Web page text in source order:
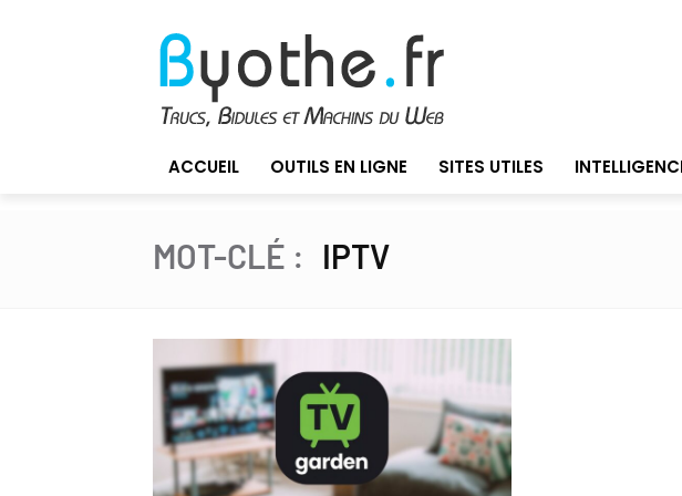
ACCUEIL OUTILS EN LIGNE SITES UTILES
MOT-CLÉ : IPTV